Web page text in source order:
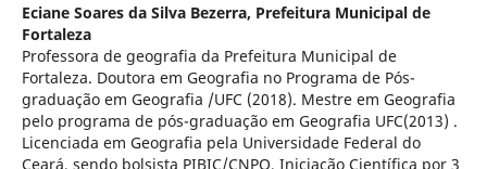
Eciane Soares da Silva Bezerra, Prefeitura Municipal de
Fortaleza
Professora de geografia da Prefeitura Municipal de
Fortaleza. Doutora em Geografia no Programa de Pós-
graduação em Geografia /UFC (2018). Mestre em Geografia
pelo programa de pós-graduação em Geografia UFC(2013) .
Licenciada em Geografia pela Universidade Federal do
Ceará, sendo bolsista PIBIC/CNPQ, Iniciação Científica por 3